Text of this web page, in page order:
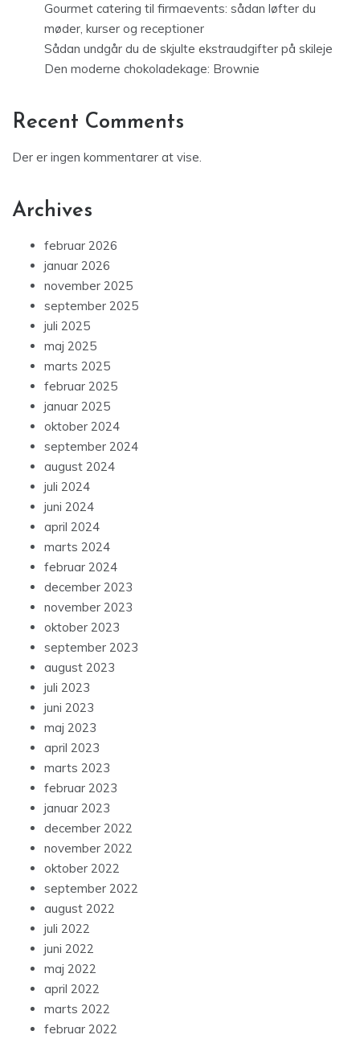
Gourmet catering til firmaevents: sådan løfter du
møder, kurser og receptioner
Sådan undgår du de skjulte ekstraudgifter på skileje
Den moderne chokoladekage: Brownie
Recent Comments
Der er ingen kommentarer at vise.
Archives
februar 2026
januar 2026
november 2025
september 2025
juli 2025
maj 2025
marts 2025
februar 2025
januar 2025
oktober 2024
september 2024
august 2024
juli 2024
juni 2024
april 2024
marts 2024
februar 2024
december 2023
november 2023
oktober 2023
september 2023
august 2023
juli 2023
juni 2023
maj 2023
april 2023
marts 2023
februar 2023
januar 2023
december 2022
november 2022
oktober 2022
september 2022
august 2022
juli 2022
juni 2022
maj 2022
april 2022
marts 2022
februar 2022